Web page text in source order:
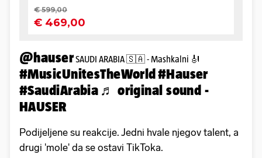
@hauserSAUDI ARABIA 🇸🇦 - Mashkalni 🎻
#MusicUnitesTheWorld#Hauser
#SaudiArabia ♬ original sound -
HAUSER
Podijeljene su reakcije. Jedni hvale njegov talent, a
drugi 'mole' da se ostavi TikToka.